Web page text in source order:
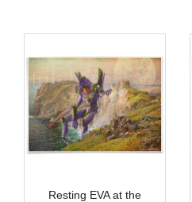
Resting EVA at the